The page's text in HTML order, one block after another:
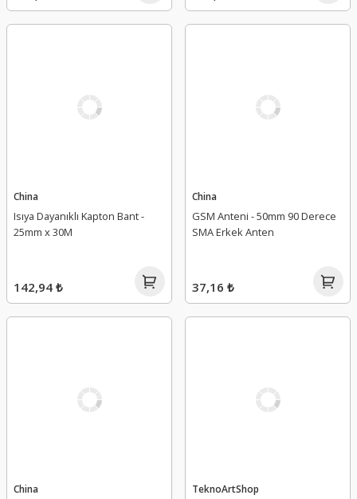
China
Isıya Dayanıklı Kapton Bant -
25mm x 30M
142,94 ₺
China
GSM Anteni - 50mm 90 Derece
SMA Erkek Anten
37,16 ₺
China TeknoArtShop